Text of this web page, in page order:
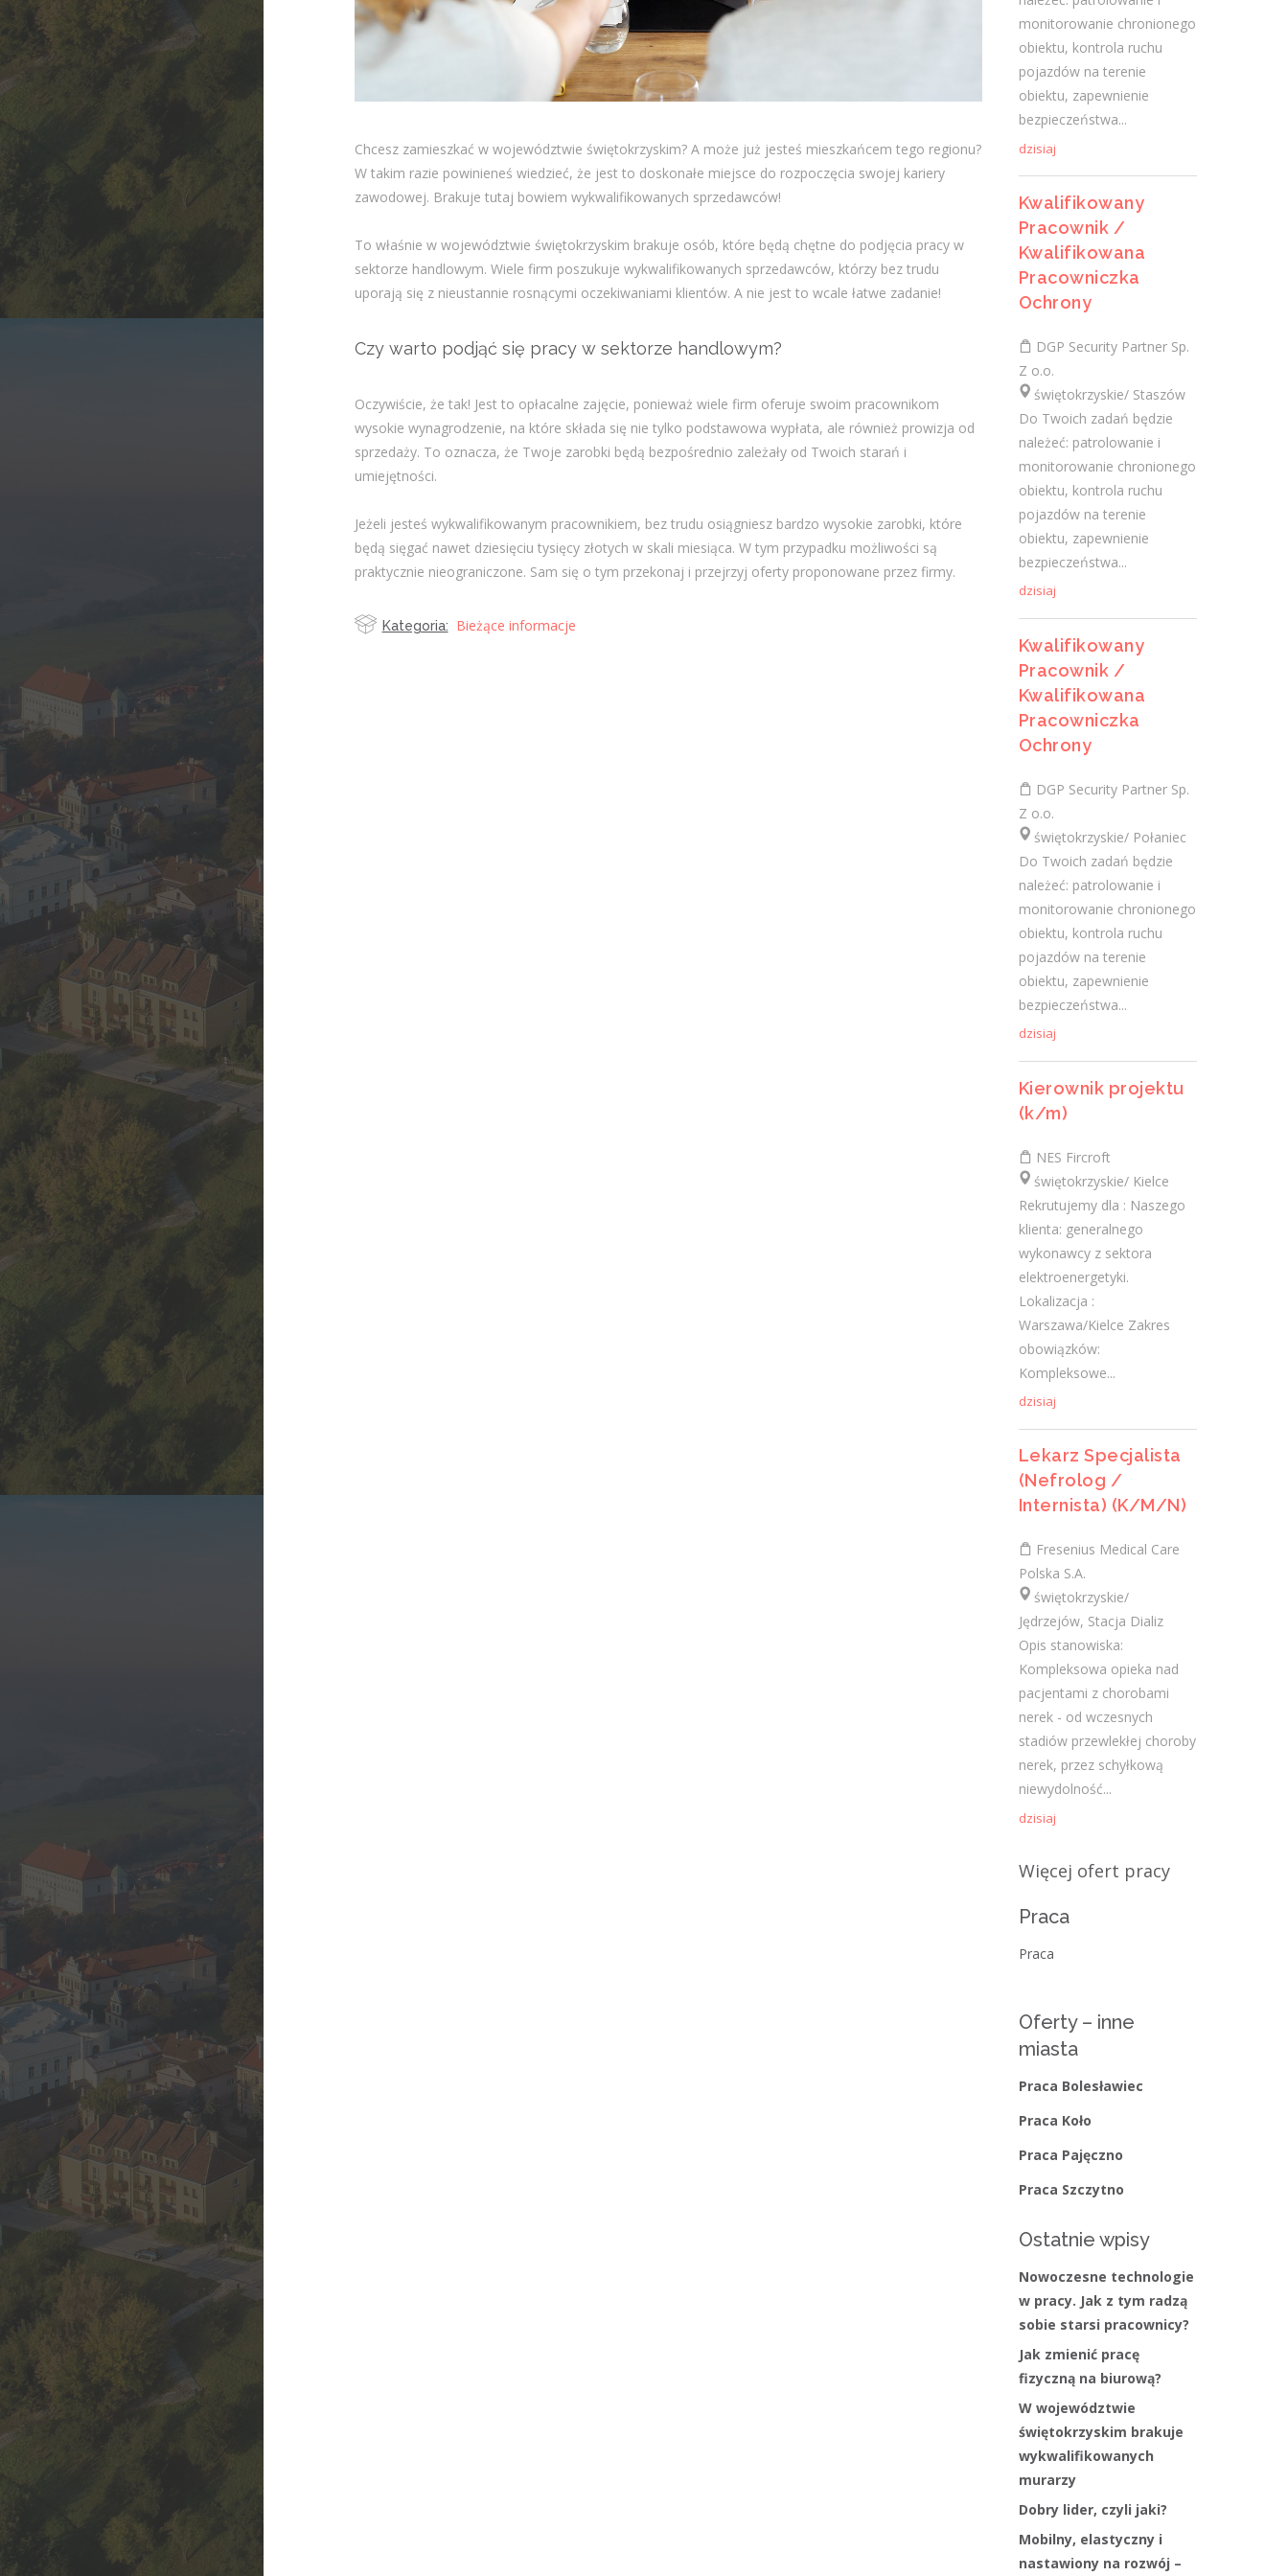
świętokrzyskie/ Połaniec
Do Twoich zadań będzie należeć:
chronionego obiektu, kontrola ruchu
pojazdów na terenie obiektu, zapewnienie
bezpieczeństwa...
Kierownik projektu (k/m)
NES Fircroft
świętokrzyskie/ Kielce
generalnego wykonawcy z sektora
elektroenergetyki. Lokalizacja :
Warszawa/Kielce Zakres obowiązków:
Kompleksowe...
dzisiaj
Lekarz Specjalista (Nefrolog
/ Internista) (K/M/N)
Fresenius Medical Care Polska S.A.
pacjentami z chorobami nerek - od
wczesnych stadiów przewlekłej choroby
nerek, przez schyłkową niewydolność...
dzisiaj
Więcej ofert pracy
Praca
Praca
Ostatnie wpisy
Nowoczesne technologie w pracy. Jak
z tym radzą sobie starsi pracownicy?
Jak zmienić pracę fizyczną na biurową?
3 stycznia 2021
brakuje wykwalifikowanych murarzy
12 grudnia 2020
Dobry lider, czyli jaki?
10 listopada 2020
Mobilny, elastyczny i nastawiony na
rozwój – czy to ideał pracownika?
19 października 2020
Najnowsze komentarze
admin-Obcokrajowcy w
świętokrzyskim
-Obcokrajowcy w
świętokrzyskim
admin-
niepełnosprawnych w świętokrzyskim
czytelnik-Aktywizacja zawodowa osób
niepełnosprawnych w świętokrzyskim
admin-Zawody nadwyżkowe w
województwie świętokrzyskim
Kategorie
Bieżące informacje
Struktura zatrudnienia
Chcesz zamieszkać w województwie świętokrzyskim? A może już jesteś mieszkańcem tego regionu?
W takim razie powinieneś wiedzieć, że jest to doskonałe miejsce do rozpoczęcia swojej kariery
zawodowej. Brakuje tutaj bowiem wykwalifikowanych sprzedawców!
To właśnie w województwie świętokrzyskim brakuje osób, które będą chętne do podjęcia pracy w
sektorze handlowym. Wiele firm poszukuje wykwalifikowanych sprzedawców, którzy bez trudu
uporają się z nieustannie rosnącymi oczekiwaniami klientów. A nie jest to wcale łatwe zadanie!
Czy warto podjąć się pracy w sektorze handlowym?
Oczywiście, że tak! Jest to opłacalne zajęcie, ponieważ wiele firm oferuje swoim pracownikom
wysokie wynagrodzenie, na które składa się nie tylko podstawowa wypłata, ale również prowizja od
sprzedaży. To oznacza, że Twoje zarobki będą bezpośrednio zależały od Twoich starań i
umiejętności.
Jeżeli jesteś wykwalifikowanym pracownikiem, bez trudu osiągniesz bardzo wysokie zarobki, które
będą sięgać nawet dziesięciu tysięcy złotych w skali miesiąca. W tym przypadku możliwości są
praktycznie nieograniczone. Sam się o tym przekonaj i przejrzyj oferty proponowane przez firmy.
Kategoria: Bieżące informacje
monitorowanie chronionego
obiektu, kontrola ruchu
pojazdów na terenie
obiektu, zapewnienie
bezpieczeństwa...
dzisiaj
Kwalifikowany
Pracownik /
Kwalifikowana
Pracowniczka
Ochrony
DGP Security Partner Sp.
Z o.o.
świętokrzyskie/ Staszów
Do Twoich zadań będzie
należeć: patrolowanie i
monitorowanie chronionego
obiektu, kontrola ruchu
pojazdów na terenie
obiektu, zapewnienie
bezpieczeństwa...
dzisiaj
Kwalifikowany
Pracownik /
Kwalifikowana
Pracowniczka
Ochrony
DGP Security Partner Sp.
Z o.o.
świętokrzyskie/ Połaniec
Do Twoich zadań będzie
należeć: patrolowanie i
monitorowanie chronionego
obiektu, kontrola ruchu
pojazdów na terenie
obiektu, zapewnienie
bezpieczeństwa...
dzisiaj
Kierownik projektu
(k/m)
NES Fircroft
świętokrzyskie/ Kielce
Rekrutujemy dla : Naszego
klienta: generalnego
wykonawcy z sektora
elektroenergetyki.
Lokalizacja :
Warszawa/Kielce Zakres
obowiązków:
Kompleksowe...
dzisiaj
Lekarz Specjalista
(Nefrolog /
Internista) (K/M/N)
Fresenius Medical Care
Polska S.A.
świętokrzyskie/
Jędrzejów, Stacja Dializ
Opis stanowiska:
Kompleksowa opieka nad
pacjentami z chorobami
nerek - od wczesnych
stadiów przewlekłej choroby
nerek, przez schyłkową
niewydolność...
dzisiaj
Więcej ofert pracy
Praca
Praca
Oferty – inne
miasta
Praca Bolesławiec
Praca Koło
Praca Pajęczno
Praca Szczytno
Ostatnie wpisy
Nowoczesne technologie
w pracy. Jak z tym radzą
sobie starsi pracownicy?
Jak zmienić pracę
fizyczną na biurową?
W województwie
świętokrzyskim brakuje
wykwalifikowanych
murarzy
Dobry lider, czyli jaki?
Mobilny, elastyczny i
nastawiony na rozwój –